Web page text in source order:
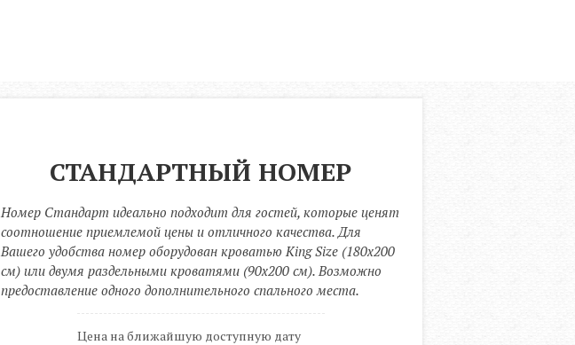
СТАНДАРТНЫЙ НОМЕР
Номер Стандарт идеально подходит для гостей, которые ценят
соотношение приемлемой цены и отличного качества. Для
Вашего удобства номер оборудован кроватью King Size (180х200
см) или двумя раздельными кроватями (90х200 см). Возможно
предоставление одного дополнительного спального места.
Цена на ближайшую доступную дату